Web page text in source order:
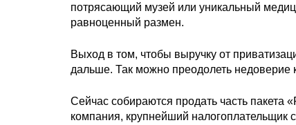
потрясающий музей или уникальный
равноценный размен.
Выход в том, чтобы выручку от
дальше. Так можно преодолеть недоверие
Сейчас собираются продать часть
компания, крупнейший налогоплательщик